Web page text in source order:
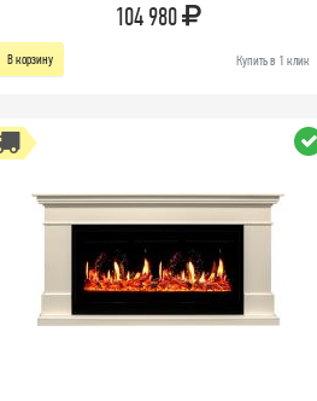
104 980
В корзину Купить в 1 клик